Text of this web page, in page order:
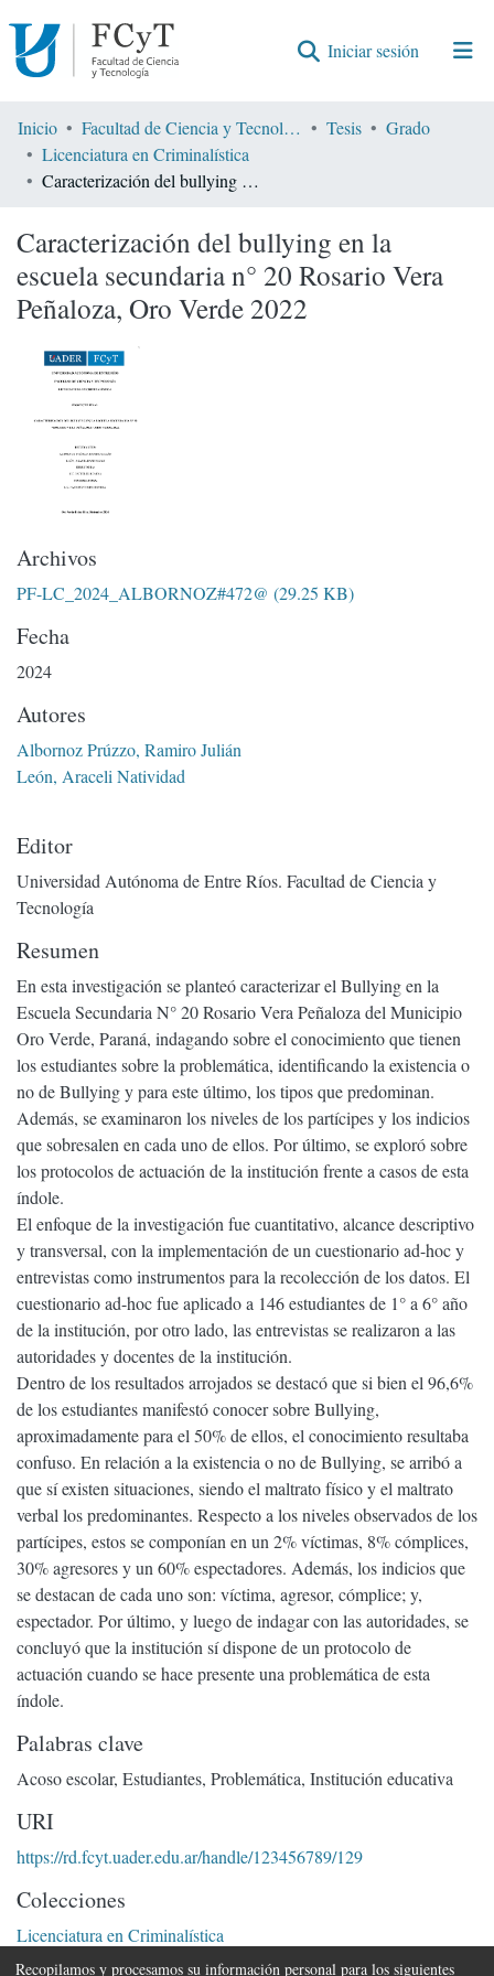
Iniciar sesión (current)
Comunidades
Encontrar por
Inicio Facultad de Ciencia y Tecnología Tesis
Grado
Licenciatura en Criminalística
Caracterización del bullying en la escuela secundaria n° 20 Rosario Vera Peñaloza, Oro Verde 2022
Caracterización del bullying en la
escuela secundaria n° 20 Rosario Vera
Peñaloza, Oro Verde 2022
Archivos
PF-LC_2024_ALBORNOZ#472@ (29.25 KB)
Fecha
2024
Autores
Albornoz Prúzzo, Ramiro Julián
León, Araceli Natividad
Editor
Universidad Autónoma de Entre Ríos. Facultad de Ciencia y
Tecnología
Resumen
En esta investigación se planteó caracterizar el Bullying en la
Escuela Secundaria N° 20 Rosario Vera Peñaloza del Municipio
Oro Verde, Paraná, indagando sobre el conocimiento que tienen
los estudiantes sobre la problemática, identificando la existencia o
no de Bullying y para este último, los tipos que predominan.
Además, se examinaron los niveles de los partícipes y los indicios
que sobresalen en cada uno de ellos. Por último, se exploró sobre
los protocolos de actuación de la institución frente a casos de esta
índole.
El enfoque de la investigación fue cuantitativo, alcance descriptivo
y transversal, con la implementación de un cuestionario ad-hoc y
entrevistas como instrumentos para la recolección de los datos. El
cuestionario ad-hoc fue aplicado a 146 estudiantes de 1° a 6° año
de la institución, por otro lado, las entrevistas se realizaron a las
autoridades y docentes de la institución.
Dentro de los resultados arrojados se destacó que si bien el 96,6%
de los estudiantes manifestó conocer sobre Bullying,
aproximadamente para el 50% de ellos, el conocimiento resultaba
confuso. En relación a la existencia o no de Bullying, se arribó a
que sí existen situaciones, siendo el maltrato físico y el maltrato
verbal los predominantes. Respecto a los niveles observados de los
partícipes, estos se componían en un 2% víctimas, 8% cómplices,
30% agresores y un 60% espectadores. Además, los indicios que
se destacan de cada uno son: víctima, agresor, cómplice; y,
espectador. Por último, y luego de indagar con las autoridades, se
concluyó que la institución sí dispone de un protocolo de
actuación cuando se hace presente una problemática de esta
índole.
Palabras clave
Acoso escolar, Estudiantes, Problemática, Institución educativa
URI
https://rd.fcyt.uader.edu.ar/handle/123456789/129
Colecciones
Licenciatura en Criminalística
Recopilamos y procesamos su información personal para los siguientes